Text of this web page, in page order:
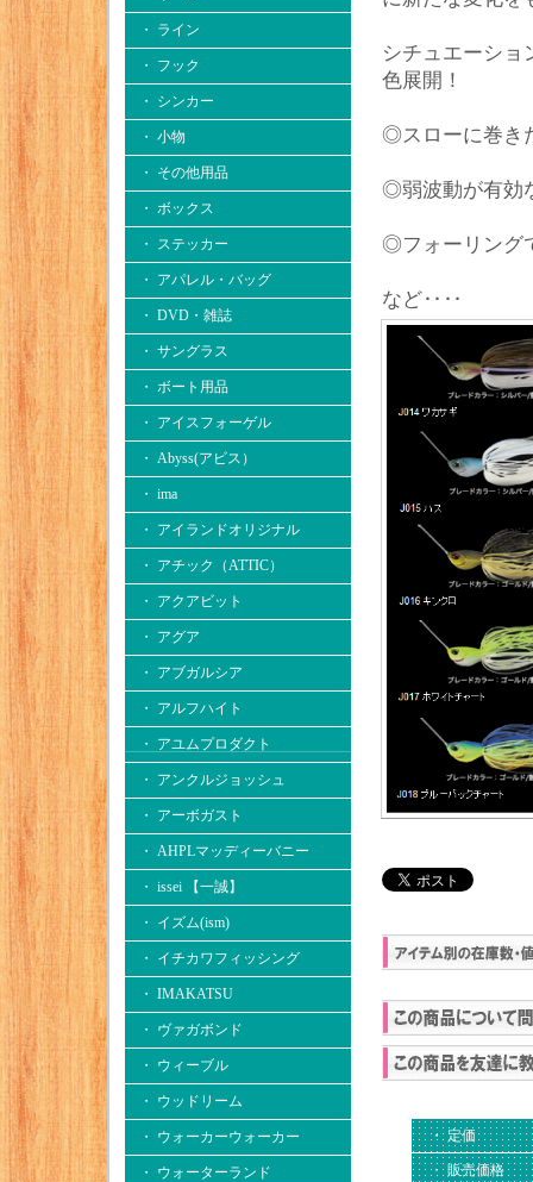
・ ライン
・ フック
・ シンカー
・ 小物
・ その他用品
・ ボックス
・ ステッカー
・ アパレル・バッグ
・ DVD・雑誌
・ サングラス
・ ボート用品
・ アイスフォーゲル
・ Abyss(アビス）
・ ima
・ アイランドオリジナル
・ アチック（ATTIC）
・ アクアビット
・ アグア
・ アブガルシア
・ アルフハイト
・ アユムプロダクト
・ アンクルジョッシュ
・ アーボガスト
・ AHPLマッディーバニー
・ issei 【一誠】
・ イズム(ism)
・ イチカワフィッシング
・ IMAKATSU
・ ヴァガボンド
・ ウィーブル
・ ウッドリーム
・ ウォーカーウォーカー
・ ウォーターランド
シチュエーショ
色展開！
◎スローに巻き
◎弱波動が有効
◎フォーリング
など‥‥
・ 定価
・ 販売価格